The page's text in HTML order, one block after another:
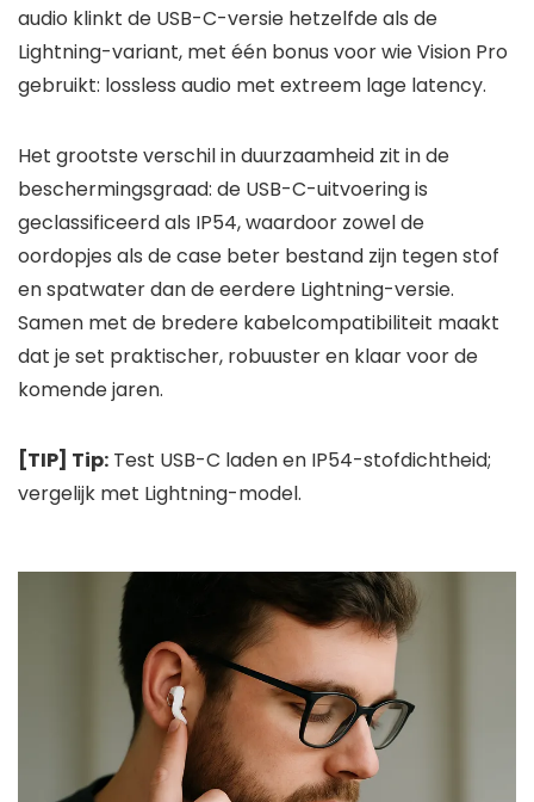
audio klinkt de USB-C-versie hetzelfde als de
Lightning-variant, met één bonus voor wie Vision Pro
gebruikt: lossless audio met extreem lage latency.
Het grootste verschil in duurzaamheid zit in de
beschermingsgraad: de USB-C-uitvoering is
geclassificeerd als IP54, waardoor zowel de
oordopjes als de case beter bestand zijn tegen stof
en spatwater dan de eerdere Lightning-versie.
Samen met de bredere kabelcompatibiliteit maakt
dat je set praktischer, robuuster en klaar voor de
komende jaren.
[TIP] Tip: Test USB-C laden en IP54-stofdichtheid;
vergelijk met Lightning-model.